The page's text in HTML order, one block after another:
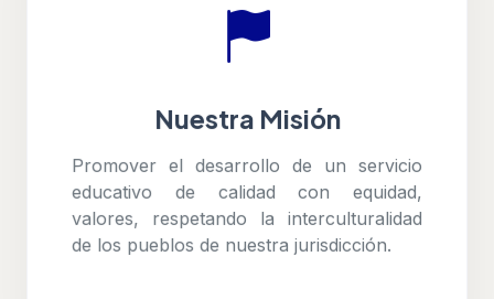
Nuestra Misión
Promover el desarrollo de un servicio
educativo de calidad con equidad,
valores, respetando la interculturalidad
de los pueblos de nuestra jurisdicción.